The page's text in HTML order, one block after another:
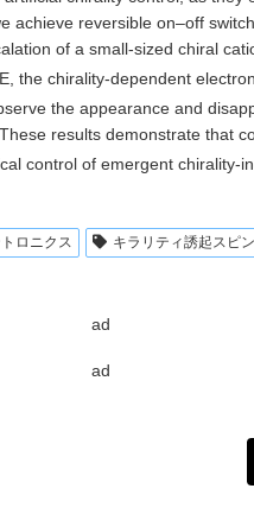
achieve reversible on–off
of a small-sized chiral
the chirality-dependent
the appearance and
These results demonstrate that
control of emergent chirality-
ロニクス キラリティ誘起スピ
ad
ad